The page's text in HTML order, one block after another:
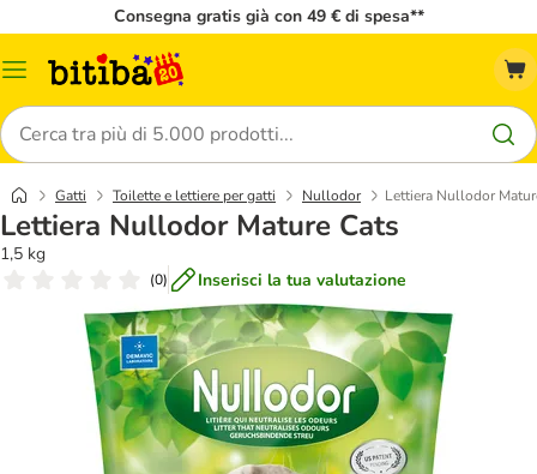
Consegna gratis già con 49 € di spesa**
Overview
Cerca
Gatti Toilette e lettiere per gatti Nullodor Lettiera Nullodor
Lettiera Nullodor Mature Cats
1,5 kg
(0) Inserisci la tua valutazione